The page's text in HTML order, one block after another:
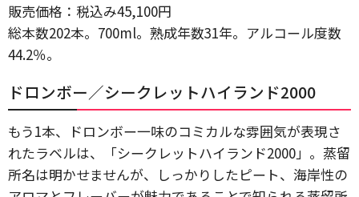
販売価格：税込み45,100円
総本数202本。700ml。熟成年数31年。アルコール度数
44.2％。
ドロンボー／シークレットハイランド2000
もう1本、ドロンボー一味のコミカルな雰囲気が表現さ
れたラベルは、「シークレットハイランド2000」。蒸留
所名は明かせませんが、しっかりしたピート、海岸性の